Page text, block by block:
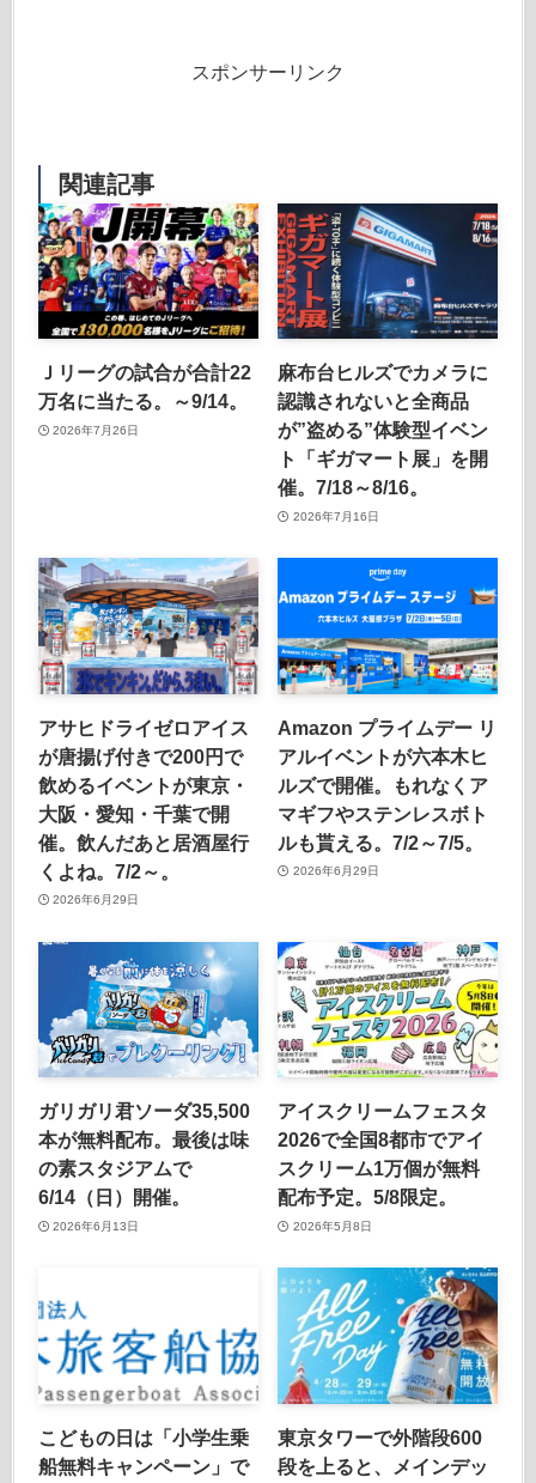
スポンサーリンク
関連記事
Ｊリーグの試合が合計22
万名に当たる。～9/14。
2026年7月26日
麻布台ヒルズでカメラに
認識されないと全商品
が”盗める”体験型イベン
ト「ギガマート展」を開
催。7/18～8/16。
2026年7月16日
アサヒドライゼロアイス
が唐揚げ付きで200円で
飲めるイベントが東京・
大阪・愛知・千葉で開
催。飲んだあと居酒屋行
くよね。7/2～。
2026年6月29日
Amazon プライムデー リ
アルイベントが六本木ヒ
ルズで開催。もれなくア
マギフやステンレスボト
ルも貰える。7/2～7/5。
2026年6月29日
ガリガリ君ソーダ35,500
本が無料配布。最後は味
の素スタジアムで
6/14（日）開催。
2026年6月13日
アイスクリームフェスタ
2026で全国8都市でアイ
スクリーム1万個が無料
配布予定。5/8限定。
2026年5月8日
こどもの日は「小学生乗
船無料キャンペーン」で
東京タワーで外階段600
段を上ると、メインデッ